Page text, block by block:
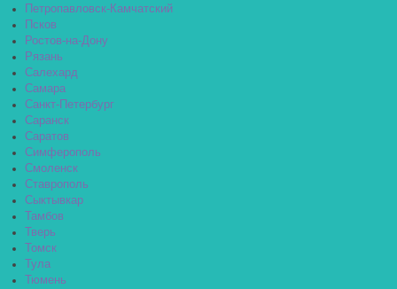
Петропавловск-Камчатский
Псков
Ростов-на-Дону
Рязань
Салехард
Самара
Санкт-Петербург
Саранск
Саратов
Симферополь
Смоленск
Ставрополь
Сыктывкар
Тамбов
Тверь
Томск
Тула
Тюмень